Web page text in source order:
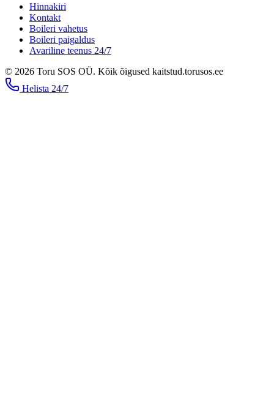
Hinnakiri
Kontakt
Boileri vahetus
Boileri paigaldus
Avariline teenus 24/7
© 2026 Toru SOS OÜ. Kõik õigused kaitstud.torusos.ee
Helista 24/7